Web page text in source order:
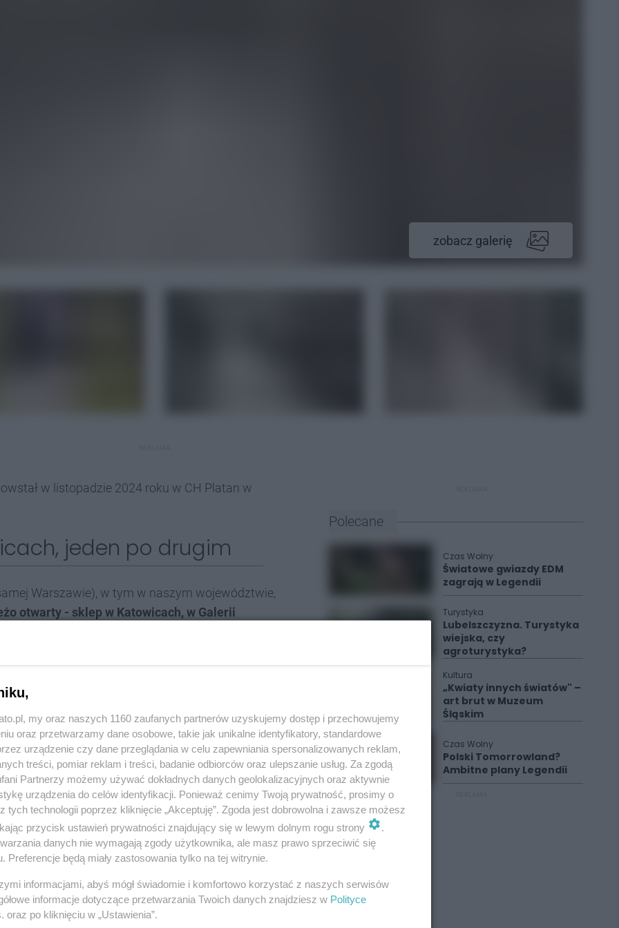
zobacz galerię
w listopadzie 2024 roku w CH Platan w
jeden po drugim
Warszawie), w tym w naszym województwie,
otwarty - sklep w Katowicach, w Galerii
że otwarcie tego sklepu będzie 28 lutego,
do MR.DIY, konkurs z iPhonem 16 do
za min. 50 zł – kubek termiczny lub parasol), a w
i działa normalnie.
sieć zapowiada otwarcie kolejnego sklepu w
atrakcjami jak w Galerii Katowickiej.
z narzędziami w
handlowa. Jej historia rozpoczęła się w lipcu 2005
w stolicy Malezji, Kuala Lumpur.
Polecane
Czas Wolny
Światowe gwiazdy EDM
zagrają w Legendii
Turystyka
Lubelszczyzna. Turystyka
wiejska, czy
agroturystyka?
Kultura
„Kwiaty innych światów" –
art brut w Muzeum
Śląskim
Czas Wolny
Polski Tomorrowland?
Ambitne plany Legendii
my oraz naszych 1160 zaufanych partnerów uzyskujemy dostęp i przechowujemy
oraz przetwarzamy dane osobowe, takie jak unikalne identyfikatory, standardowe
urządzenie czy dane przeglądania w celu zapewniania spersonalizowanych reklam,
treści, pomiar reklam i treści, badanie odbiorców oraz ulepszanie usług. Za zgodą
Partnerzy możemy używać dokładnych danych geolokalizacyjnych oraz aktywnie
urządzenia do celów identyfikacji. Ponieważ cenimy Twoją prywatność, prosimy o
tych technologii poprzez kliknięcie „Akceptuję”. Zgoda jest dobrowolna i zawsze możesz
przycisk ustawień prywatności znajdujący się w lewym dolnym rogu strony
.
danych nie wymagają zgody użytkownika, ale masz prawo sprzeciwić się
Preferencje będą miały zastosowania tylko na tej witrynie.
informacjami, abyś mógł świadomie i komfortowo korzystać z naszych serwisów
informacje dotyczące przetwarzania Twoich danych znajdziesz w Polityce
. oraz po kliknięciu w „Ustawienia”.